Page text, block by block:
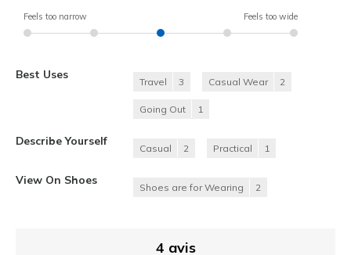
Feels too narrow Feels too wide
Best Uses
Travel 3 Casual Wear 2
Going Out 1
Describe Yourself
Casual 2 Practical 1
View On Shoes
Shoes are for Wearing 2
4 avis